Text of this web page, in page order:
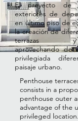
El proyecto de
exteriores de
en último piso de
la creación de
terrazas
aprovechando
privilegiada
paisaje urbano.
Penthouse
consists in a
penthouse outer
advantage of the
privileged location.